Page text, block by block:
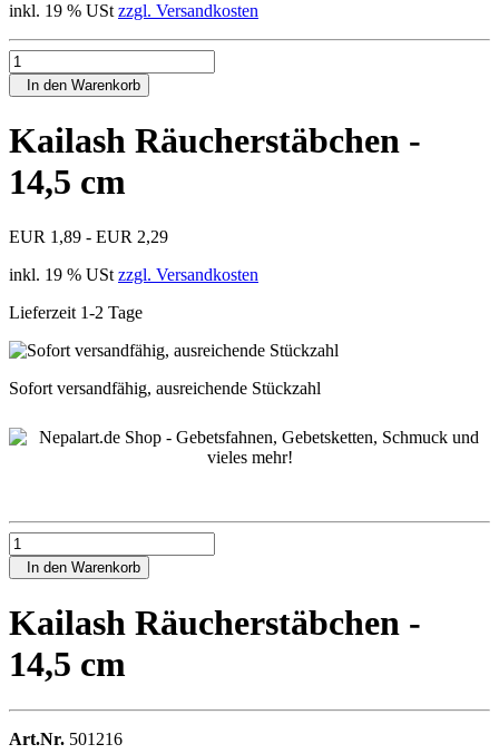
inkl. 19 % USt zzgl. Versandkosten
In den Warenkorb
Kailash Räucherstäbchen -
14,5 cm
EUR 1,89 - EUR 2,29
inkl. 19 % USt zzgl. Versandkosten
Lieferzeit 1-2 Tage
Sofort versandfähig, ausreichende Stückzahl
In den Warenkorb
Kailash Räucherstäbchen -
14,5 cm
Art.Nr. 501216